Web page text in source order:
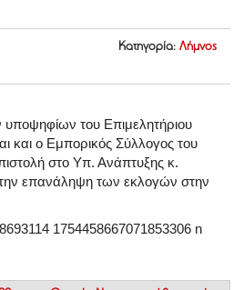
Κατηγορία: Λήμνος
του Επιμελητήριου
και ο Εμπορικός Σύλλογος του
στο Υπ. Ανάπτυξης κ.
επανάληψη των εκλογών στην